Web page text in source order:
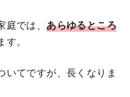
庭では、あらゆるところ
。
いてですが、長くなりま